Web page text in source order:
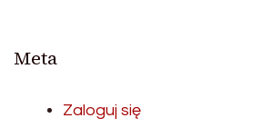
Meta
Zaloguj się